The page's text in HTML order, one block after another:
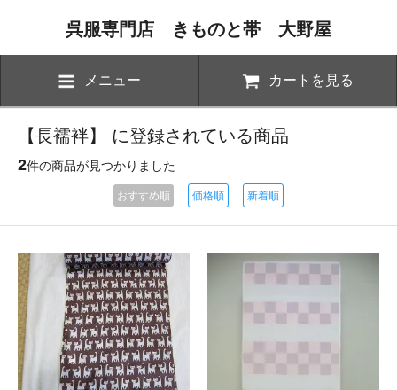
呉服専門店 きものと帯 大野屋
メニュー カートを見る
【長襦袢】 に登録されている商品
2件の商品が見つかりました
おすすめ順 価格順 新着順